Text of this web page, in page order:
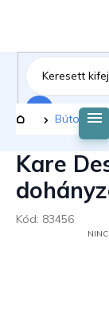
tartalomhoz
Kezdőlap
Bútorok
Kare
Kód: 83456